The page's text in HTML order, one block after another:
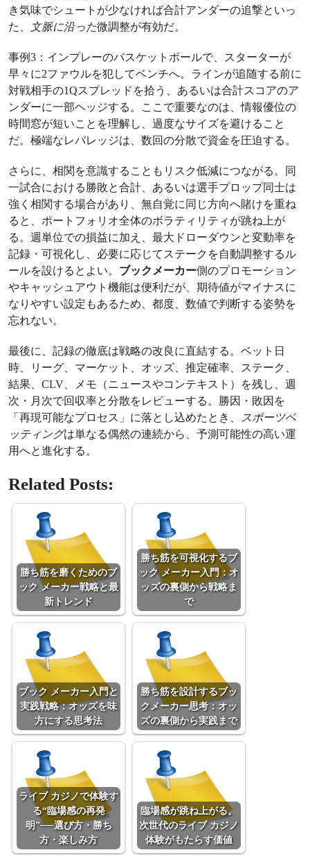
き気味でシュートが少なければ合計アンダーの追撃といっ
た、
文脈に沿った微調整が有効だ。
事例3：インプレーのバスケットボールで、スターターが
早々に2ファウルを犯してベンチへ。ラインが追随する前に
対戦相手の1Qスプレッドを拾う、あるいは合計スコアのア
ンダーに一部ヘッジする。ここで重要なのは、情報優位の
時間窓が短いことを理解し、過度なサイズを避けること
だ。極端なレバレッジは、数回の分散で資金を圧迫する。
さらに、相関を意識することもリスク低減につながる。同
一試合における勝敗と合計、あるいは選手プロップ同士は
強く相関する場合があり、無自覚に同じ方向へ賭けを重ね
ると、ポートフォリオ全体のボラティリティが跳ね上が
る。週単位での損益に加え、最大ドローダウンと変動率を
記録・可視化し、必要に応じてステークを自動調整するル
ールを設けるとよい。 ブックメーカー側のプロモーション
やキャッシュアウト機能は便利だが、期待値がマイナスに
なりやすい設定もあるため、都度、数値で判断する姿勢を
忘れない。
最後に、記録の徹底は戦略の改良に直結する。ベット日
時、リーグ、マーケット、オッズ、推定確率、ステーク、
結果、CLV、メモ（ニュースやコンテキスト）を残し、週
次・月次で回収率と分散をレビューする。勝因・敗因を
「再現可能なプロセス」に落とし込めたとき、
スポーツベ
ッティングは単なる偶然の連続から、予測可能性の高い運
用へと進化する。
Related Posts:
勝ち筋を磨くためのブ
ック メーカー戦略と最
新トレンド
勝ち筋を可視化するブ
ック メーカー入門：オ
ッズの裏側から戦略ま
で
ブック メーカー入門と
実践戦略：オッズを味
方にする思考法
勝ち筋を設計するブッ
クメーカー思考：オッ
ズの裏側から実践まで
ライブ カジノで体験す
る“臨場感の再発
明”──選び方・勝ち
方・楽しみ方
臨場感が跳ね上がる。
次世代のライブ カジノ
体験がもたらす価値